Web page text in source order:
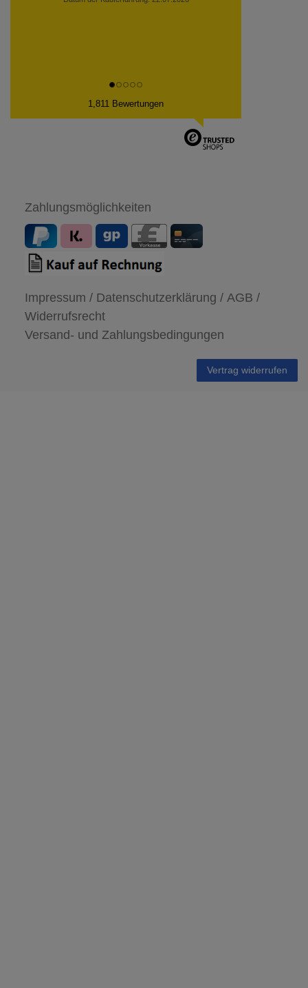
1,811 Bewertungen
Zahlungsmöglichkeiten
Impressum / Datenschutzerklärung / AGB /
Widerrufsrecht
Versand- und Zahlungsbedingungen
Vertrag widerrufen